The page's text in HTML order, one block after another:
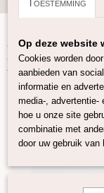
Home>Vilten>
Bordeaux C04
Toestemming
Op deze website
Cookies worden
aanbieden van
informatie en
media-, advertentie-
hoe u onze site
combinatie met
door uw gebruik